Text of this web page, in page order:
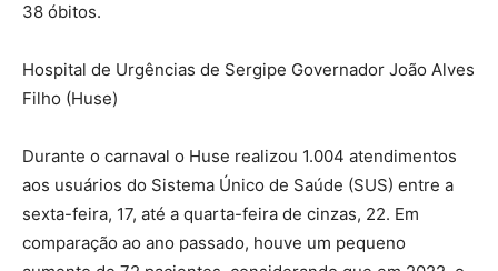
38 óbitos.
Hospital de Urgências de Sergipe Governador João Alves
Filho (Huse)
Durante o carnaval o Huse realizou 1.004 atendimentos
aos usuários do Sistema Único de Saúde (SUS) entre a
sexta-feira, 17, até a quarta-feira de cinzas, 22. Em
comparação ao ano passado, houve um pequeno